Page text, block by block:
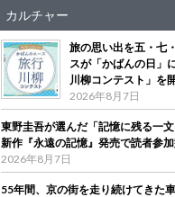
カルチャー
旅の思い出を五・
スが「かばんの日」
川柳コンテスト」を
2026年8月7日
東野圭吾が選んだ「記憶に残る一
新作『永遠の記憶』発売で読者参
2026年8月7日
55年間、京の街を走り続けてきた